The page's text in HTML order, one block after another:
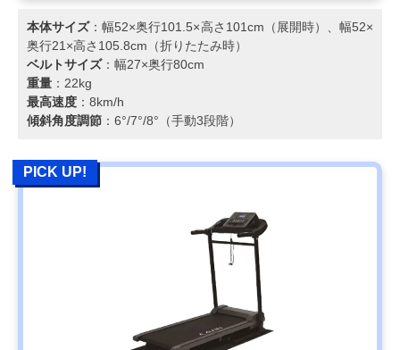
本体サイズ：幅52×奥行101.5×高さ101cm（展開時）、幅52×
奥行21×高さ105.8cm（折りたたみ時）
ベルトサイズ：幅27×奥行80cm
重量 ：22kg
最高速度 ：8km/h
傾斜角度調節 ：6°/7°/8°（手動3段階）
PICK UP!